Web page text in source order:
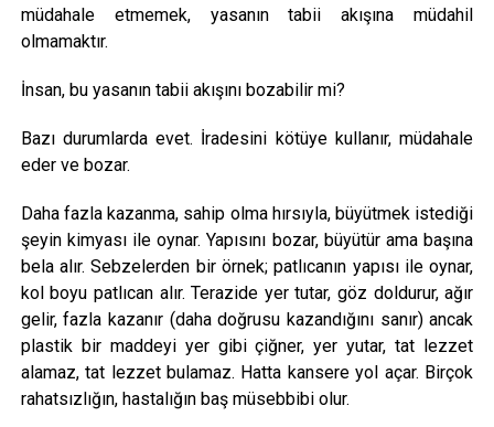
müdahale etmemek, yasanın tabii akışına müdahil
olmamaktır.
İnsan, bu yasanın tabii akışını bozabilir mi?
Bazı durumlarda evet. İradesini kötüye kullanır, müdahale
eder ve bozar.
Daha fazla kazanma, sahip olma hırsıyla, büyütmek istediği
şeyin kimyası ile oynar. Yapısını bozar, büyütür ama başına
bela alır. Sebzelerden bir örnek; patlıcanın yapısı ile oynar,
kol boyu patlıcan alır. Terazide yer tutar, göz doldurur, ağır
gelir, fazla kazanır (daha doğrusu kazandığını sanır) ancak
plastik bir maddeyi yer gibi çiğner, yer yutar, tat lezzet
alamaz, tat lezzet bulamaz. Hatta kansere yol açar. Birçok
rahatsızlığın, hastalığın baş müsebbibi olur.